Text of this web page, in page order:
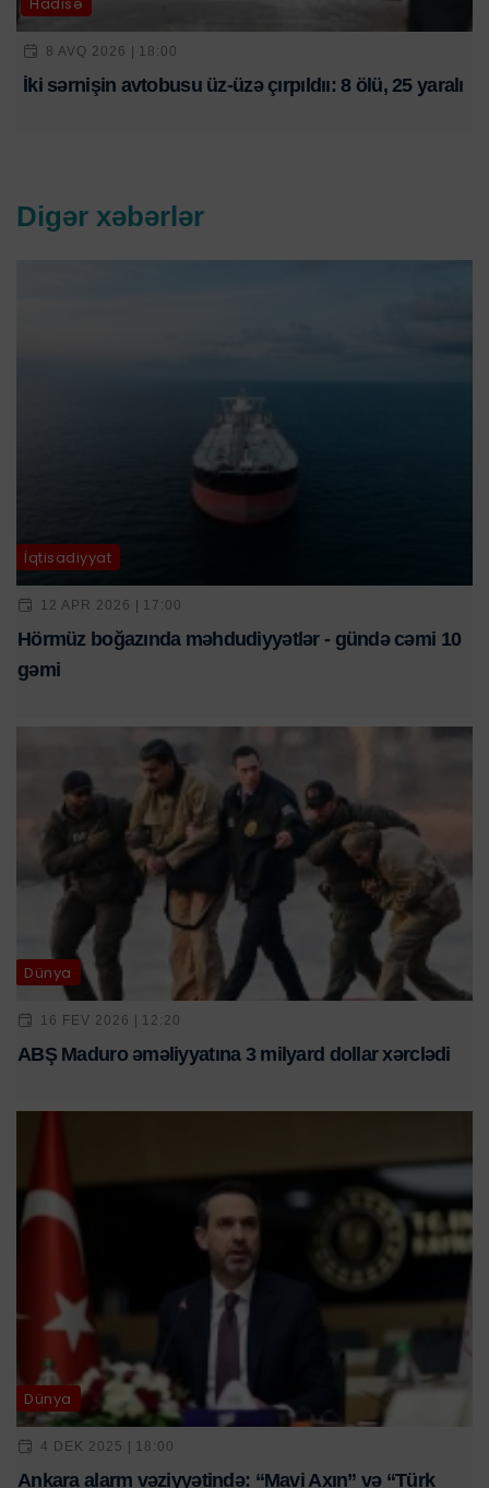
8 AVQ 2026 | 18:00
İki sərnişin avtobusu üz-üzə çırpıldıı: 8 ölü, 25 yaralı
Digər xəbərlər
İqtisadiyyat
12 APR 2026 | 17:00
Hörmüz boğazında məhdudiyyətlər - gündə cəmi 10
gəmi
Dünya
16 FEV 2026 | 12:20
ABŞ Maduro əməliyyatına 3 milyard dollar xərclədi
Dünya
4 DEK 2025 | 18:00
Ankara alarm vəziyyətində: “Mavi Axın” və “Türk